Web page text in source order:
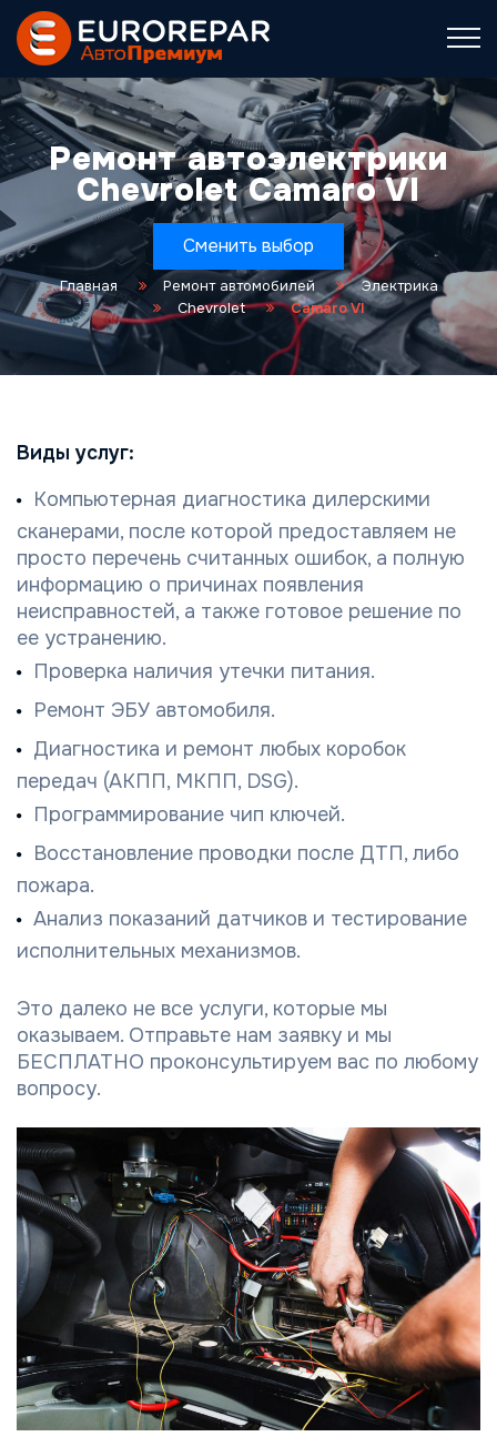
Ремонт автоэлектрики
Chevrolet Camaro VI
Сменить выбор
Главная Ремонт автомобилей
Электрика
Chevrolet
Camaro VI
Виды услуг:
Компьютерная диагностика дилерскими
сканерами, после которой предоставляем не
просто перечень считанных ошибок, а полную
информацию о причинах появления
неисправностей, а также готовое решение по
ее устранению.
Проверка наличия утечки питания.
Ремонт ЭБУ автомобиля.
Диагностика и ремонт любых коробок
передач (АКПП, МКПП, DSG).
Программирование чип ключей.
Восстановление проводки после ДТП, либо
пожара.
Анализ показаний датчиков и тестирование
исполнительных механизмов.
Это далеко не все услуги, которые мы
оказываем. Отправьте нам заявку и мы
БЕСПЛАТНО проконсультируем вас по любому
вопросу.